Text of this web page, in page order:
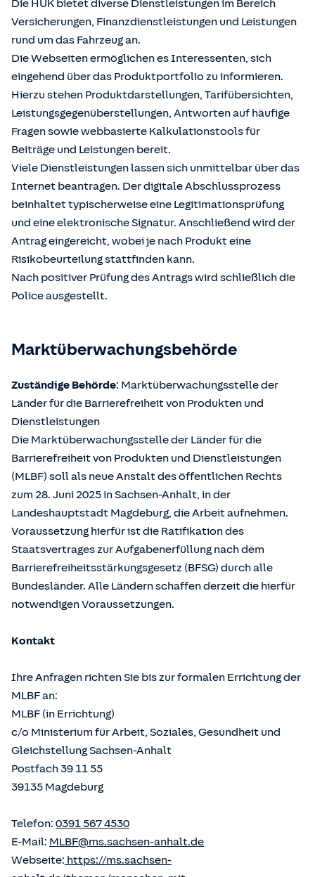
Die HUK bietet diverse Dienstleistungen im Bereich
Versicherungen, Finanzdienstleistungen und Leistungen
rund um das Fahrzeug an.
Die Webseiten ermöglichen es Interessenten, sich
eingehend über das Produktportfolio zu informieren.
Hierzu stehen Produktdarstellungen, Tarifübersichten,
Leistungsgegenüberstellungen, Antworten auf häufige
Fragen sowie webbasierte Kalkulationstools für
Beiträge und Leistungen bereit.
Viele Dienstleistungen lassen sich unmittelbar über das
Internet beantragen. Der digitale Abschlussprozess
beinhaltet typischerweise eine Legitimationsprüfung
und eine elektronische Signatur. Anschließend wird der
Antrag eingereicht, wobei je nach Produkt eine
Risikobeurteilung stattfinden kann.
Nach positiver Prüfung des Antrags wird schließlich die
Police ausgestellt.
Marktüberwachungsbehörde
Zuständige Behörde: Marktüberwachungsstelle der
Länder für die Barrierefreiheit von Produkten und
Dienstleistungen
Die Marktüberwachungsstelle der Länder für die
Barrierefreiheit von Produkten und Dienstleistungen
(MLBF) soll als neue Anstalt des öffentlichen Rechts
zum 28. Juni 2025 in Sachsen-Anhalt, in der
Landeshauptstadt Magdeburg, die Arbeit aufnehmen.
Voraussetzung hierfür ist die Ratifikation des
Staatsvertrages zur Aufgabenerfüllung nach dem
Barrierefreiheitsstärkungsgesetz (BFSG) durch alle
Bundesländer. Alle Ländern schaffen derzeit die hierfür
notwendigen Voraussetzungen.
Kontakt
Ihre Anfragen richten Sie bis zur formalen Errichtung der
MLBF an:
MLBF (in Errichtung)
c/o Ministerium für Arbeit, Soziales, Gesundheit und
Gleichstellung Sachsen-Anhalt
Postfach 39 11 55
39135 Magdeburg
Telefon: 0391 567 4530
E-Mail: MLBF@ms.sachsen-anhalt.de
Webseite: https://ms.sachsen-